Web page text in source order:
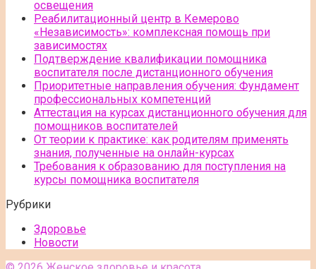
освещения
Реабилитационный центр в Кемерово
«Независимость»: комплексная помощь при
зависимостях
Подтверждение квалификации помощника
воспитателя после дистанционного обучения
Приоритетные направления обучения: Фундамент
профессиональных компетенций
Аттестация на курсах дистанционного обучения для
помощников воспитателей
От теории к практике: как родителям применять
знания, полученные на онлайн-курсах
Требования к образованию для поступления на
курсы помощника воспитателя
Рубрики
Здоровье
Новости